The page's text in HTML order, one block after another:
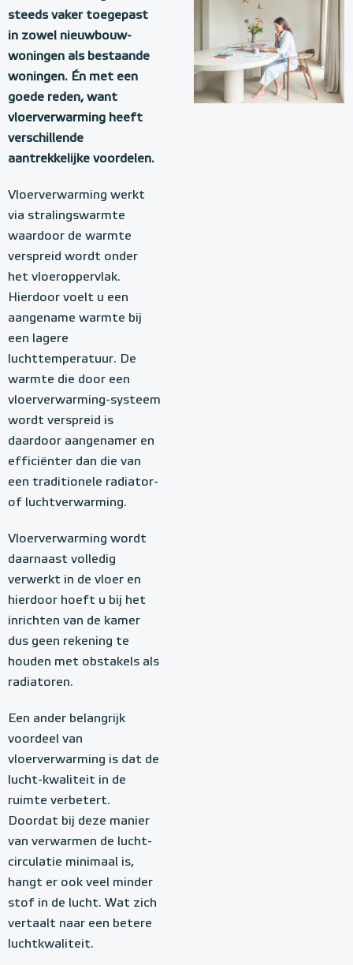
steeds vaker toegepast
in zowel nieuwbouw-
woningen als bestaande
woningen. Én met een
goede reden, want
vloerverwarming heeft
verschillende
aantrekkelijke voordelen.
Vloerverwarming werkt
via stralingswarmte
waardoor de warmte
verspreid wordt onder
het vloeroppervlak.
Hierdoor voelt u een
aangename warmte bij
een lagere
luchttemperatuur. De
warmte die door een
vloerverwarming-systeem
wordt verspreid is
daardoor aangenamer en
efficiënter dan die van
een traditionele radiator-
of luchtverwarming.
Vloerverwarming wordt
daarnaast volledig
verwerkt in de vloer en
hierdoor hoeft u bij het
inrichten van de kamer
dus geen rekening te
houden met obstakels als
radiatoren.
Een ander belangrijk
voordeel van
vloerverwarming is dat de
lucht-kwaliteit in de
ruimte verbetert.
Doordat bij deze manier
van verwarmen de lucht-
circulatie minimaal is,
hangt er ook veel minder
stof in de lucht. Wat zich
vertaalt naar een betere
luchtkwaliteit.